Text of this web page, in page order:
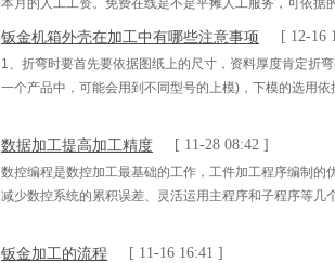
本月的人工工资。免费在线是不是平摊人工服务，可依
平摊给在工艺品，结转在工艺品的人工服务，能够依据资
钣金机箱外壳在加工中有哪些注意事项 [ 12-16
1、折弯时要首先要依据图纸上的尺寸，资料厚度肯定折
一个产品中，可能会用到不同型号的上模)，下模的选用依
数据加工提高加工精度 [ 11-28 08:42 ]
数控编程是数控加工最基础的工作，工件加工程序编制的
减少数控系统的累积误差、灵活运用主程序和子程序等几
钣金加工的流程 [ 11-16 16:41 ]